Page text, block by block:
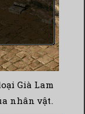
Già Lam
nhân vật.